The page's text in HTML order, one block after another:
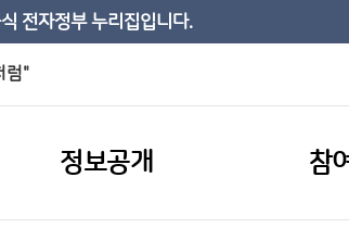
전자정부 누리집입니다.
럼"
정보공개 참